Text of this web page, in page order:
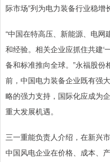
际市场”列为电力装备行业稳增
“中国在特高压、新能源、电
和经验。相关企业应抓住共建‘
备和标准推向全球。”永福股
前，中国电力装备企业既有强
略的强力支持，国际化应成为
重大发展机遇。
三一重能负责人介绍，在新兴
中国风电企业在价格、成本、